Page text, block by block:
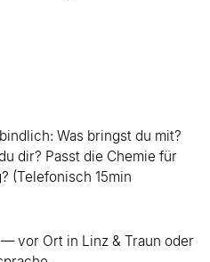
Was bringst du mit?
dir? Passt die Chemie für
(Telefonisch 15min
vor Ort in Linz & Traun oder